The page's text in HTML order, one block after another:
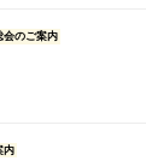
会のご案内
内